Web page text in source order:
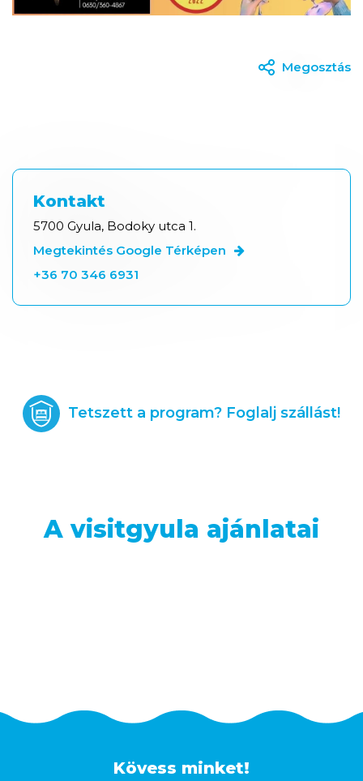
Megosztás
Kontakt
5700 Gyula, Bodoky utca 1.
Megtekintés Google Térképen
+36 70 346 6931
Tetszett a program? Foglalj szállást!
A visitgyula ajánlatai
Kövess minket!